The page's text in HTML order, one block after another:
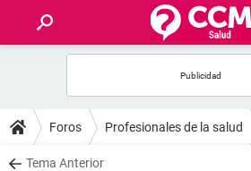
FOROS
SALUD
Foros Profesionales de la salud
Tema Anterior